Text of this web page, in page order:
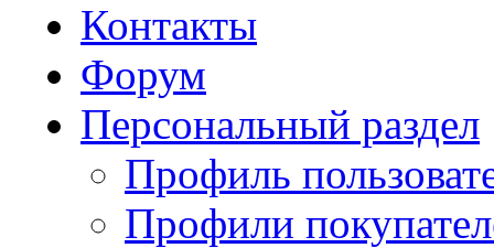
Контакты
Форум
Персональный раздел
Профиль
Профили